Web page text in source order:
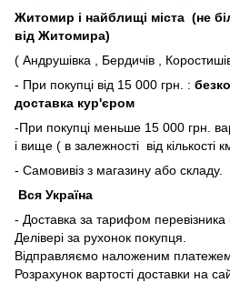
Житомир і найблищі міста (не
від Житомира)
( Андрушівка , Бердичів ,
- При покупці від 15 000 грн. :
доставка кур'єром
-При покупці меньше 15 000 грн.
і вище ( в залежності від кількості
- Самовивіз з магазину або складу.
Вся Україна
- Доставка за тарифом
Делівері за рухонок покупця.
Відправляємо наложеним платежем
Розрахунок вартості доставки на